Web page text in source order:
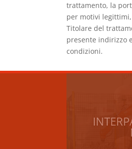
trattamento, la
per motivi legittimi,
Titolare del
presente indirizzo
condizioni.